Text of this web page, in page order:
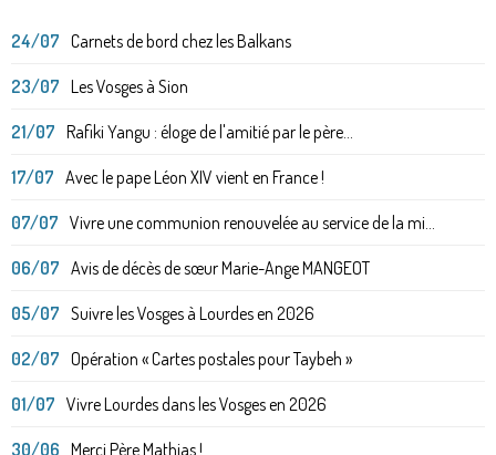
24/07 Carnets de bord chez les Balkans
23/07 Les Vosges à Sion
21/07 Rafiki Yangu : éloge de l'amitié par le père...
17/07 Avec le pape Léon XIV vient en France !
07/07 Vivre une communion renouvelée au service de la mi...
06/07 Avis de décès de sœur Marie-Ange MANGEOT
05/07 Suivre les Vosges à Lourdes en 2026
02/07 Opération « Cartes postales pour Taybeh »
01/07 Vivre Lourdes dans les Vosges en 2026
30/06 Merci Père Mathias !